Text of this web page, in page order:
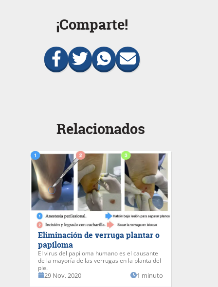
¡Comparte!
Relacionados
Eliminación de verruga plantar o
papiloma
El virus del papiloma humano es el causante
de la mayoría de las verrugas en la planta del
pie.
29 Nov. 2020 1 minuto